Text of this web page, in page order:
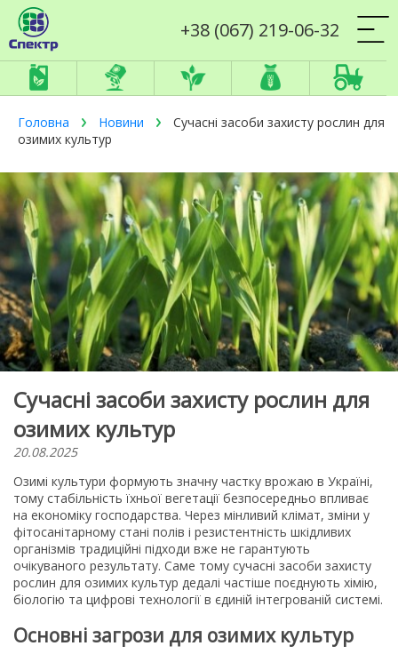
+38 (067) 219-06-32
Головна Новини
Сучасні засоби захисту рослин для
озимих культур
Сучасні засоби захисту рослин для
озимих культур
20.08.2025
Озимі культури формують значну частку врожаю в Україні,
тому стабільність їхньої вегетації безпосередньо впливає
на економіку господарства. Через мінливий клімат, зміни у
фітосанітарному стані полів і резистентність шкідливих
організмів традиційні підходи вже не гарантують
очікуваного результату. Саме тому сучасні засоби захисту
рослин для озимих культур дедалі частіше поєднують хімію,
біологію та цифрові технології в єдиній інтегрованій системі.
Основні загрози для озимих культур